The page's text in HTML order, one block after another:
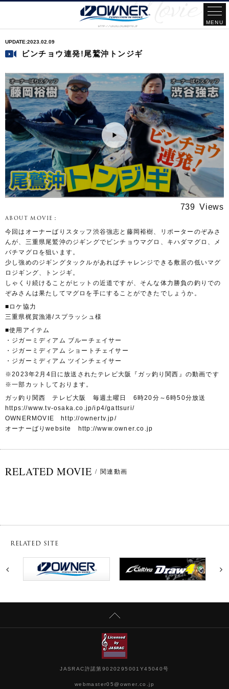
2023.02.09
ビンチョウ連発!尾鷲沖トンジギ
739
ABOUT MOVIE：
今回はオーナーばりスタッフ渋谷強志と藤岡裕樹、リポーターのぞみさ
んが、三重県尾鷲沖のジギングでビンチョウマグロ、キハダマグロ、メ
バチマグロを狙います。
少し強めのジギングタックルがあればチャレンジできる敷居の低いマグ
ロジギング、トンジギ。
しゃくり続けることがヒットの近道ですが、そんな体力勝負の釣りでの
ぞみさんは果たしてマグロを手にすることができたでしょうか。
■ロケ協力
三重県梶賀漁港/スプラッシュ様
■使用アイテム
・ジガーミディアム ブルーチェイサー
・ジガーミディアム ショートチェイサー
・ジガーミディアム ツインチェイサー
※2023年2月4日に放送されたテレビ大阪『ガッ釣り関西』の動画です
※一部カットしております。
ガッ釣り関西 テレビ大阪 毎週土曜日 6時20分～6時50分放送
https://www.tv-osaka.co.jp/ip4/gattsuri/
OWNERMOVIE http://ownertv.jp/
オーナーばりwebsite http://www.owner.co.jp
RELATED MOVIE / 関連動画
RELATED SITE
JASRAC許諾第9020295001Y45040号
webmaster05@owner.co.jp